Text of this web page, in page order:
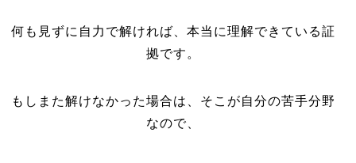
何も見ずに自力で解ければ、本当に理解できている証
拠です。
もしまた解けなかった場合は、そこが自分の苦手分野
なので、